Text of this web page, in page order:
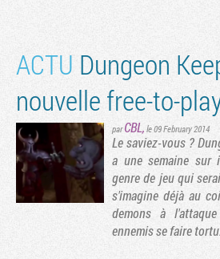
ACTU Dungeon
nouvelle free-to-
parCBL, le 09 February 2014
Le saviez-vous ?
a une semaine sur
genre de jeu qui
s'imagine déjà au
demons à
ennemis se faire